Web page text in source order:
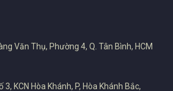
Văn Thụ, Phường 4, Q. Tân Bình, HCM
KCN Hòa Khánh, P, Hòa Khánh Bắc,